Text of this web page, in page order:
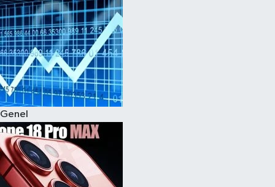
Genel
EKONOMİ
YAŞAM